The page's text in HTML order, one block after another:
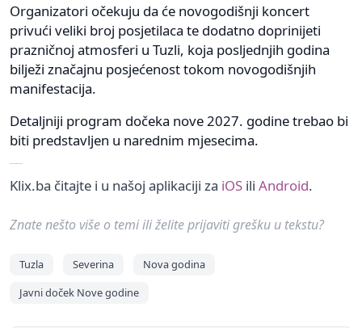
Organizatori očekuju da će novogodišnji koncert
privući veliki broj posjetilaca te dodatno doprinijeti
prazničnoj atmosferi u Tuzli, koja posljednjih godina
bilježi značajnu posjećenost tokom novogodišnjih
manifestacija.
Detaljniji program dočeka nove 2027. godine trebao bi
biti predstavljen u narednim mjesecima.
Klix.ba čitajte i u našoj aplikaciji za iOS ili Android.
Znate nešto više o temi ili želite prijaviti grešku u tekstu?
Tuzla Severina
Nova godina
Javni doček Nove godine